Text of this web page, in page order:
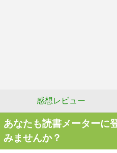
感想レビュー
あなたも読書メーターに
みませんか？